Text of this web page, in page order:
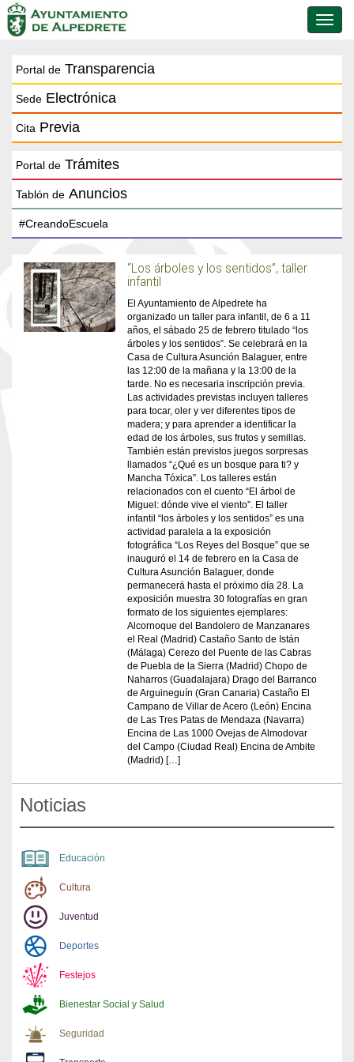
de
Portal de Transparencia
Sede Electrónica
Cita Previa
Portal de Trámites
Tablón de Anuncios
“Los árboles y los sentidos”, taller
infantil
El Ayuntamiento de Alpedrete ha
organizado un taller para infantil, de 6 a 11
años, el sábado 25 de febrero titulado “los
árboles y los sentidos”. Se celebrará en la
Casa de Cultura Asunción Balaguer, entre
las 12:00 de la mañana y la 13:00 de la
tarde. No es necesaria inscripción previa.
Las actividades previstas incluyen talleres
para tocar, oler y ver diferentes tipos de
madera; y para aprender a identificar la
edad de los árboles, sus frutos y semillas.
También están previstos juegos sorpresas
llamados “¿Qué es un bosque para ti? y
Mancha Tóxica”. Los talleres están
relacionados con el cuento “El árbol de
Miguel: dónde vive el viento”. El taller
infantil “los árboles y los sentidos” es una
actividad paralela a la exposición
fotográfica “Los Reyes del Bosque” que se
inauguró el 14 de febrero en la Casa de
Cultura Asunción Balaguer, donde
permanecerá hasta el próximo día 28. La
exposición muestra 30 fotografías en gran
formato de los siguientes ejemplares:
Alcornoque del Bandolero de Manzanares
el Real (Madrid) Castaño Santo de Istán
(Málaga) Cerezo del Puente de las Cabras
de Puebla de la Sierra (Madrid) Chopo de
Naharros (Guadalajara) Drago del Barranco
de Arguineguín (Gran Canaria) Castaño El
Campano de Villar de Acero (León) Encina
de Las Tres Patas de Mendaza (Navarra)
Encina de Las 1000 Ovejas de Almodovar
del Campo (Ciudad Real) Encina de Ambite
(Madrid) […]
Noticias
Educación
Cultura
Juventud
Deportes
Festejos
Bienestar Social y Salud
Seguridad